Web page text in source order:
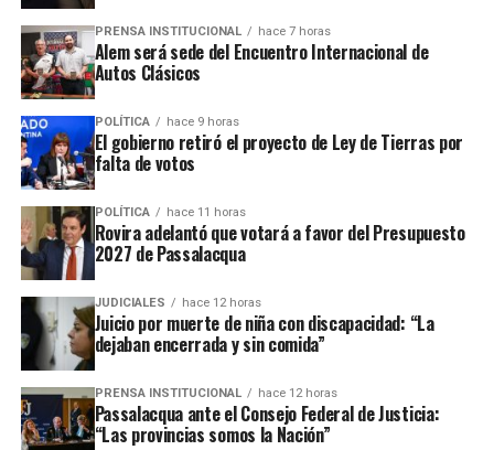
Ver esta publicación en Instagram
Ver esta publicación en Instagram
PRENSA INSTITUCIONAL hace 7 horas
Alem será sede del Encuentro Internacional de
Autos Clásicos
POLÍTICA hace 9 horas
El gobierno retiró el proyecto de Ley de Tierras por
falta de votos
POLÍTICA hace 11 horas
Rovira adelantó que votará a favor del Presupuesto
2027 de Passalacqua
JUDICIALES hace 12 horas
Juicio por muerte de niña con discapacidad: “La
dejaban encerrada y sin comida”
PRENSA INSTITUCIONAL hace 12 horas
Passalacqua ante el Consejo Federal de Justicia:
“Las provincias somos la Nación”